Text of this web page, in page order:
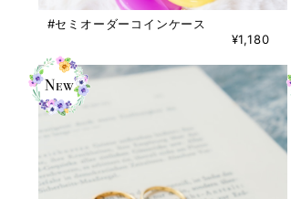
#セミオーダーコインケース
¥1,180